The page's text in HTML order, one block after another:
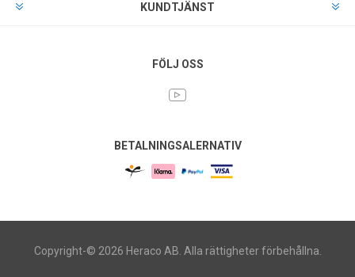
KUNDTJÄNST
FÖLJ OSS
BETALNINGSALERNATIV
Copyright-© 2026 Heraco AB. Alla rättigheter förbehållna.